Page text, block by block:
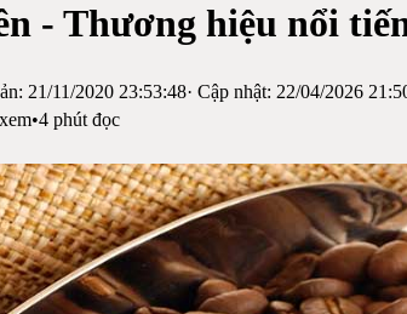
- Thương hiệu nổi
21/11/2020 23:53:48· Cập nhật: 22/04/2026
•4 phút đọc